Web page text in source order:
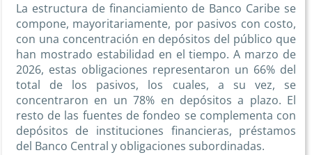
La estructura de financiamiento de Banco Caribe se
compone, mayoritariamente, por pasivos con costo,
con una concentración en depósitos del público que
han mostrado estabilidad en el tiempo. A marzo de
2026, estas obligaciones representaron un 66% del
total de los pasivos, los cuales, a su vez, se
concentraron en un 78% en depósitos a plazo. El
resto de las fuentes de fondeo se complementa con
depósitos de instituciones financieras, préstamos
del Banco Central y obligaciones subordinadas.